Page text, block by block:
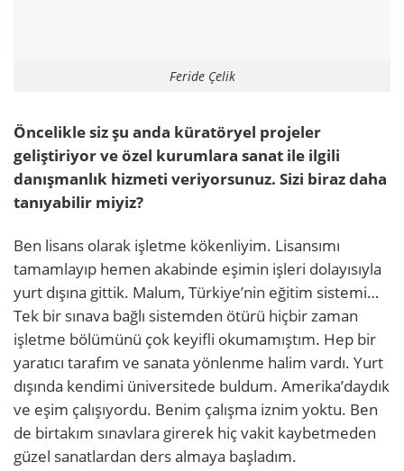
Feride Çelik
Öncelikle siz şu anda küratöryel projeler
geliştiriyor ve özel kurumlara sanat ile ilgili
danışmanlık hizmeti veriyorsunuz. Sizi biraz daha
tanıyabilir miyiz?
Ben lisans olarak işletme kökenliyim. Lisansımı
tamamlayıp hemen akabinde eşimin işleri dolayısıyla
yurt dışına gittik. Malum, Türkiye’nin eğitim sistemi…
Tek bir sınava bağlı sistemden ötürü hiçbir zaman
işletme bölümünü çok keyifli okumamıştım. Hep bir
yaratıcı tarafım ve sanata yönlenme halim vardı. Yurt
dışında kendimi üniversitede buldum. Amerika’daydık
ve eşim çalışıyordu. Benim çalışma iznim yoktu. Ben
de birtakım sınavlara girerek hiç vakit kaybetmeden
güzel sanatlardan ders almaya başladım.